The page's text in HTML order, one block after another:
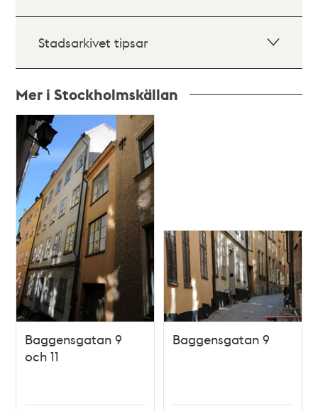
Stadsarkivet tipsar
Mer i Stockholmskällan
Relaterade
poster
och
teman
Baggensgatan 9
och 11
Baggensgatan 9